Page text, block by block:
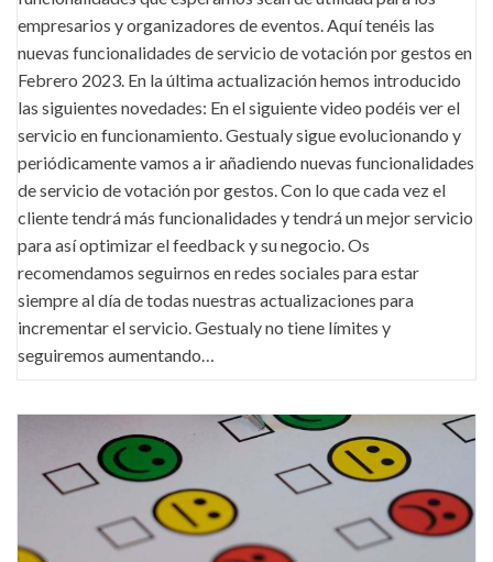
empresarios y organizadores de eventos. Aquí tenéis las
nuevas funcionalidades de servicio de votación por gestos en
Febrero 2023. En la última actualización hemos introducido
las siguientes novedades: En el siguiente video podéis ver el
servicio en funcionamiento. Gestualy sigue evolucionando y
periódicamente vamos a ir añadiendo nuevas funcionalidades
de servicio de votación por gestos. Con lo que cada vez el
cliente tendrá más funcionalidades y tendrá un mejor servicio
para así optimizar el feedback y su negocio. Os
recomendamos seguirnos en redes sociales para estar
siempre al día de todas nuestras actualizaciones para
incrementar el servicio. Gestualy no tiene límites y
seguiremos aumentando…